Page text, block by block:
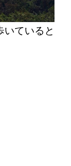
いていると